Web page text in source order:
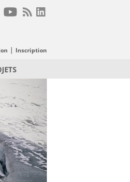
| Inscription